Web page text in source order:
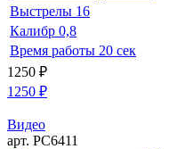
Выстрелы 16
Калибр 0,8
Время работы 20 сек
1250 ₽
1250 ₽
Видео
арт. РС6411